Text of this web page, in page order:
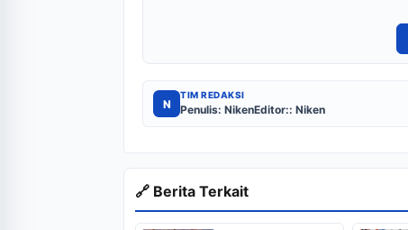
N
TIM REDAKSI
Penulis: NikenEditor:: Niken
🔗 Berita Terkait